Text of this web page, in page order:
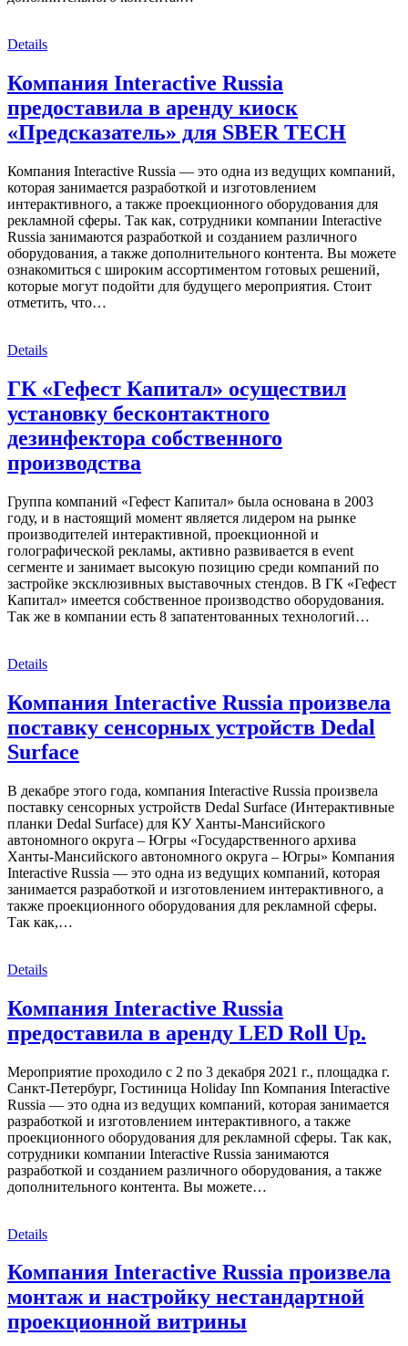
Details
Компания Interactive Russia
предоставила в аренду киоск
«Предсказатель» для SBER TECH
Компания Interactive Russia — это одна из ведущих компаний,
которая занимается разработкой и изготовлением
интерактивного, а также проекционного оборудования для
рекламной сферы. Так как, сотрудники компании Interactive
Russia занимаются разработкой и созданием различного
оборудования, а также дополнительного контента. Вы можете
ознакомиться с широким ассортиментом готовых решений,
которые могут подойти для будущего мероприятия. Стоит
отметить, что…
Details
ГК «Гефест Капитал» осуществил
установку бесконтактного
дезинфектора собственного
производства
Группа компаний «Гефест Капитал» была основана в 2003
году, и в настоящий момент является лидером на рынке
производителей интерактивной, проекционной и
голографической рекламы, активно развивается в event
сегменте и занимает высокую позицию среди компаний по
застройке эксклюзивных выставочных стендов. В ГК «Гефест
Капитал» имеется собственное производство оборудования.
Так же в компании есть 8 запатентованных технологий…
Details
Компания Interactive Russia произвела
поставку сенсорных устройств Dedal
Surface
В декабре этого года, компания Interactive Russia произвела
поставку сенсорных устройств Dedal Surface (Интерактивные
планки Dedal Surface) для КУ Ханты-Мансийского
автономного округа – Югры «Государственного архива
Ханты-Мансийского автономного округа – Югры» Компания
Interactive Russia — это одна из ведущих компаний, которая
занимается разработкой и изготовлением интерактивного, а
также проекционного оборудования для рекламной сферы.
Так как,…
Details
Компания Interactive Russia
предоставила в аренду LED Roll Up.
Мероприятие проходило с 2 по 3 декабря 2021 г., площадка г.
Санкт-Петербург, Гостиница Holiday Inn Компания Interactive
Russia — это одна из ведущих компаний, которая занимается
разработкой и изготовлением интерактивного, а также
проекционного оборудования для рекламной сферы. Так как,
сотрудники компании Interactive Russia занимаются
разработкой и созданием различного оборудования, а также
дополнительного контента. Вы можете…
Details
Компания Interactive Russia произвела
монтаж и настройку нестандартной
проекционной витрины